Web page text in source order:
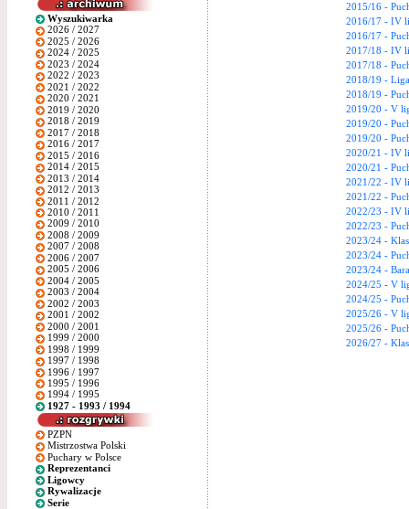
Wyszukiwarka
2026 / 2027
2025 / 2026
2024 / 2025
2023 / 2024
2022 / 2023
2021 / 2022
2020 / 2021
2019 / 2020
2018 / 2019
2017 / 2018
2016 / 2017
2015 / 2016
2014 / 2015
2013 / 2014
2012 / 2013
2011 / 2012
2010 / 2011
2009 / 2010
2008 / 2009
2007 / 2008
2006 / 2007
2005 / 2006
2004 / 2005
2003 / 2004
2002 / 2003
2001 / 2002
2000 / 2001
1999 / 2000
1998 / 1999
1997 / 1998
1996 / 1997
1995 / 1996
1994 / 1995
1927 - 1993 / 1994
PZPN
Mistrzostwa Polski
Puchary w Polsce
Reprezentanci
Ligowcy
Rywalizacje
Serie
2015/16 -
2016/17 - IV
2016/17 -
2017/18 - IV
2017/18 -
2018/19 -
2018/19 -
2019/20 - V
2019/20 -
2019/20 -
2020/21 - IV
2020/21 -
2021/22 - IV
2021/22 -
2022/23 - IV
2022/23 -
2023/24 -
2023/24 -
2023/24 -
2024/25 - V
2024/25 -
2025/26 - V
2025/26 -
2026/27 -